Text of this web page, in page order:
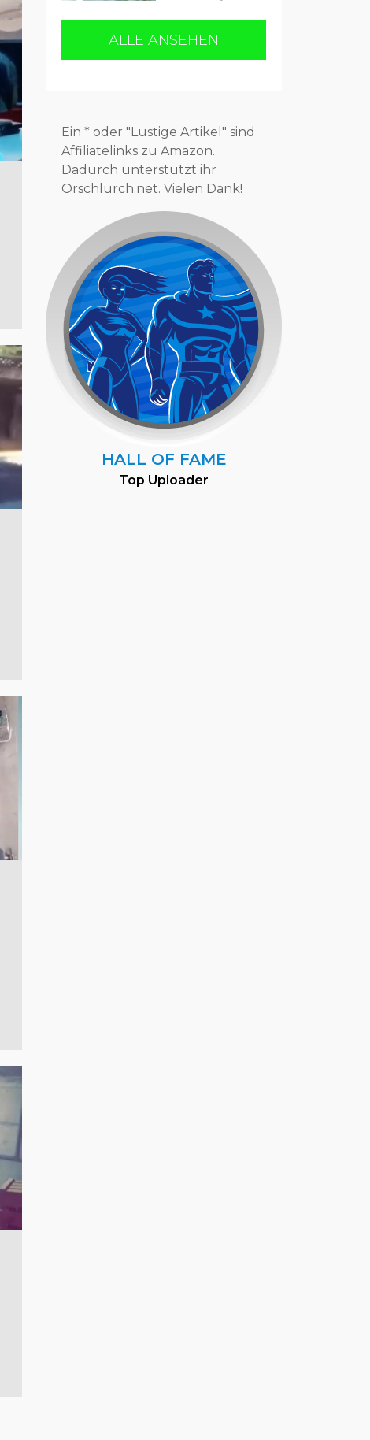
ALLE ANSEHEN
Ein * oder "Lustige Artikel" sind
Affiliatelinks zu Amazon.
Dadurch unterstützt ihr
Orschlurch.net. Vielen Dank!
HALL OF FAME
Top Uploader